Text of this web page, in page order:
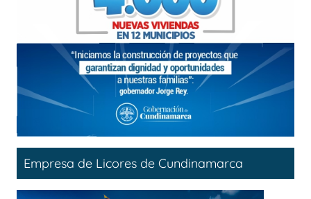
Empresa de Licores de Cundinamarca